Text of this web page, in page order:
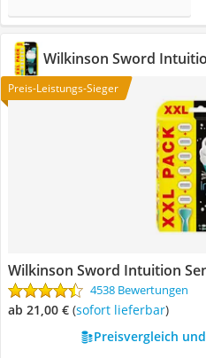
Wilkinson Sword
Preis-Leistungs-Sieger
Wilkinson Sword Intuition
4538 Bewertungen
ab 21,00 € ( Sofort lieferbar)
Preisvergleich